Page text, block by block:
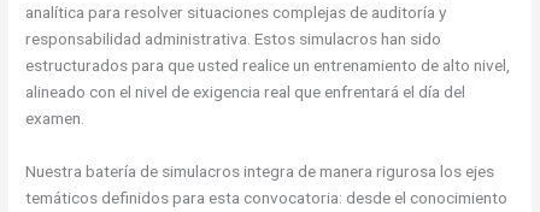
analítica para resolver situaciones complejas de auditoría y
responsabilidad administrativa. Estos simulacros han sido
estructurados para que usted realice un entrenamiento de alto nivel,
alineado con el nivel de exigencia real que enfrentará el día del
examen.
Nuestra batería de simulacros integra de manera rigurosa los ejes
temáticos definidos para esta convocatoria: desde el conocimiento